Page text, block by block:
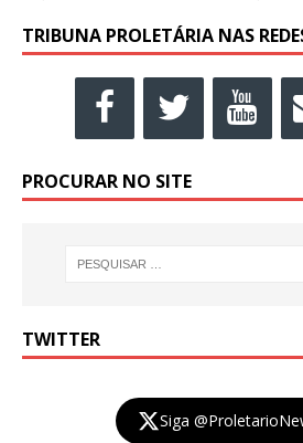
TRIBUNA PROLETÁRIA NAS
PROCURAR NO SITE
TWITTER
Siga